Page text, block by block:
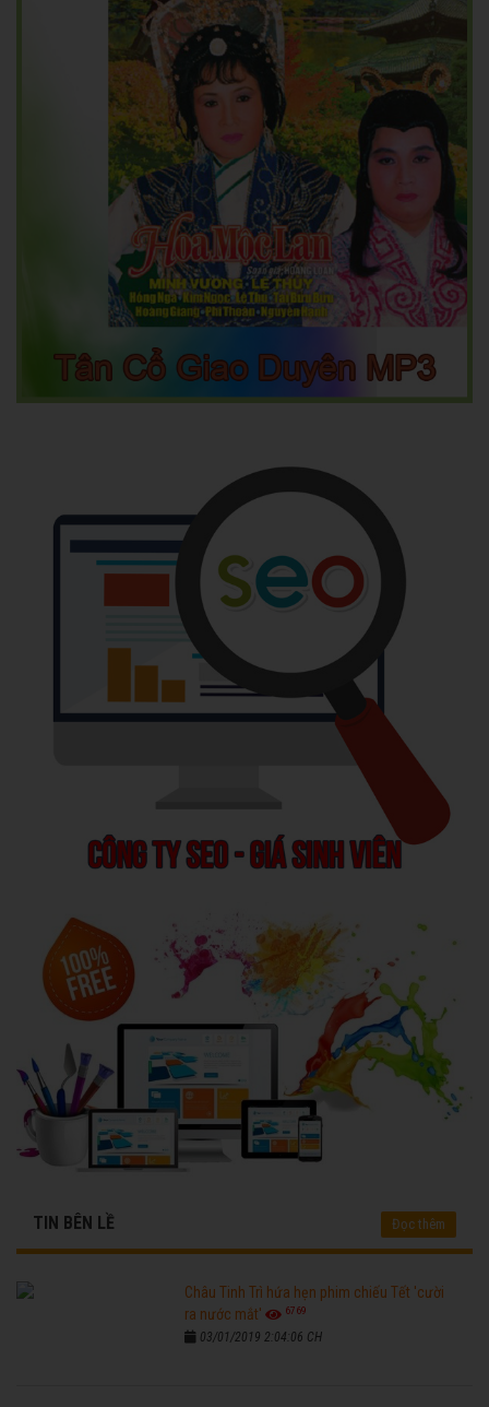
TIN BÊN LỀ Đọc thêm
Châu Tinh Trì hứa hẹn phim chiếu Tết 'cười
ra nước mắt'
6769
03/01/2019 2:04:06 CH